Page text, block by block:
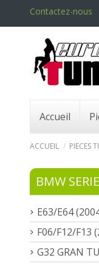
Contactez-nous
Accueil
ACCUEIL PIECES
BMW
E63/E64
F06/F12/F13
G32 GRAN